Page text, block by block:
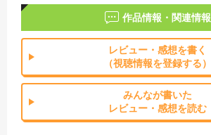
作品情報・関連情報
レビュー・感想を書く
（視聴情報を登録する）
みんなが書いた
レビュー・感想を読む